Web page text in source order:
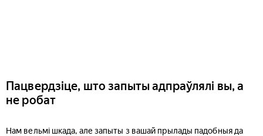
Пацвердзіце, што запыты адпраўлялі вы, а
не робат
Нам вельмі шкада, але запыты з вашай прылады падобныя да